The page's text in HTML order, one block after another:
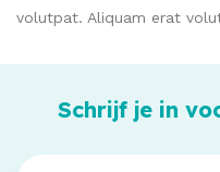
volutpat. Aliquam erat
Schrijf je in